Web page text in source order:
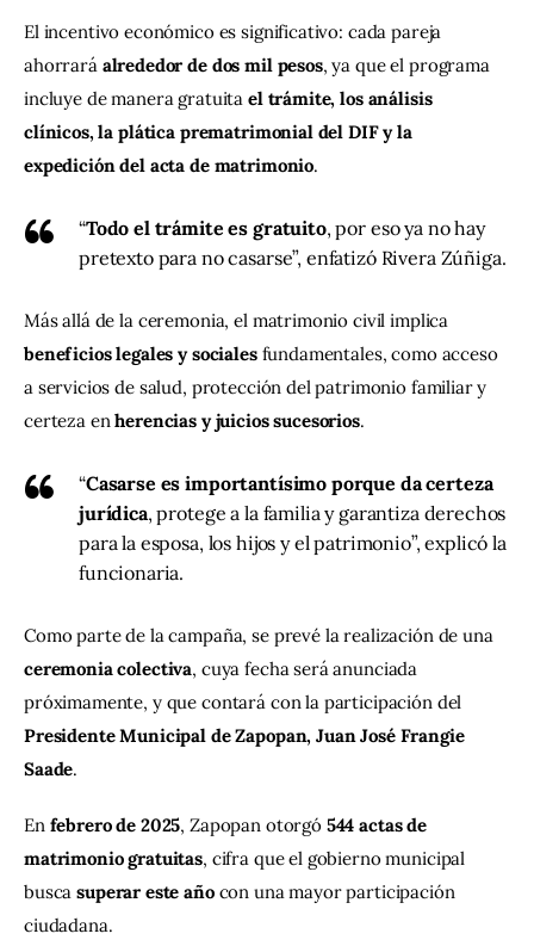
El incentivo económico es significativo: cada pareja
ahorrará alrededor de dos mil pesos, ya que el programa
incluye de manera gratuita el trámite, los análisis
clínicos, la plática prematrimonial del DIF y la
expedición del acta de matrimonio.
“Todo el trámite es gratuito, por eso ya no hay
pretexto para no casarse”, enfatizó Rivera Zúñiga.
Más allá de la ceremonia, el matrimonio civil implica
beneficios legales y sociales fundamentales, como acceso
a servicios de salud, protección del patrimonio familiar y
certeza en herencias y juicios sucesorios.
“Casarse es importantísimo porque da certeza
jurídica, protege a la familia y garantiza derechos
para la esposa, los hijos y el patrimonio”, explicó la
funcionaria.
Como parte de la campaña, se prevé la realización de una
ceremonia colectiva, cuya fecha será anunciada
próximamente, y que contará con la participación del
Presidente Municipal de Zapopan, Juan José Frangie
Saade.
En febrero de 2025, Zapopan otorgó 544 actas de
matrimonio gratuitas, cifra que el gobierno municipal
busca superar este año con una mayor participación
ciudadana.